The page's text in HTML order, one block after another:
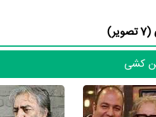
کارگردانی فیلم خائن کشی
کارگردان و به‌عنوان
می‌توان بهاندیشه فولادوند،الهام
میزان سنی که از آنها در
(7 تصویر)
کشی